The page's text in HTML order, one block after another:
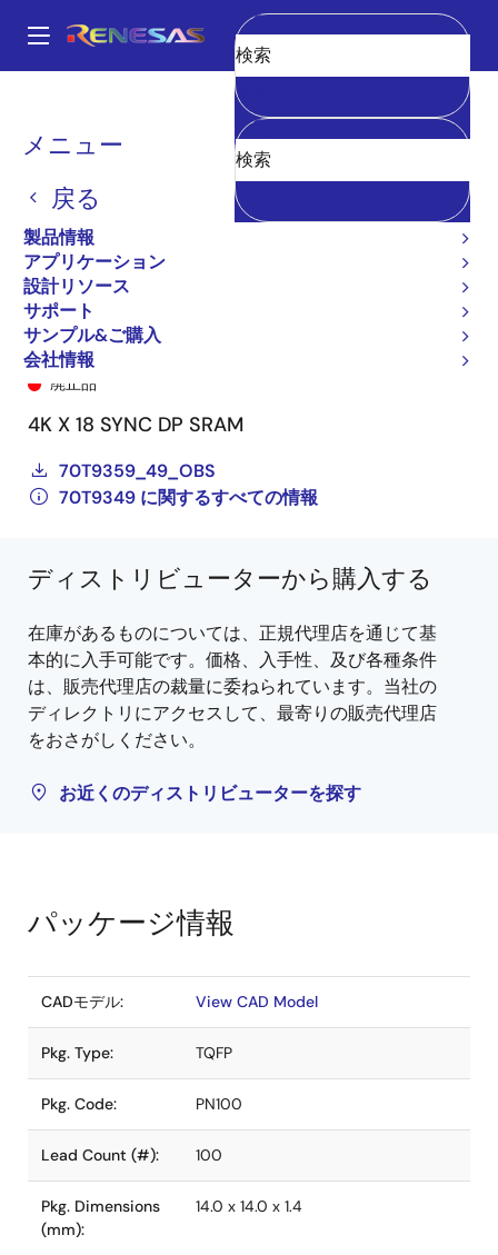
ン
Main
navigation
メニュー
戻る
製品情報
アプリケーション
設計リソース
サポート
サンプル&ご購入
会社情報
消去
パ
く
ず
70T9349
70T9349L7PFI8
廃止品
4K X 18 SYNC DP SRAM
70T9359_49_OBS
70T9349 に関するすべての情報
ディストリビューターから購入する
在庫があるものについては、正規代理店を通じて基
本的に入手可能です。価格、入手性、及び各種条件
は、販売代理店の裁量に委ねられています。当社の
ディレクトリにアクセスして、最寄りの販売代理店
をおさがしください。
お近くのディストリビューターを探す
パッケージ情報
CADモデル: View CAD Model
Pkg. Type: TQFP
Pkg. Code: PN100
Lead Count (#): 100
Pkg. Dimensions
(mm):
14.0 x 14.0 x 1.4